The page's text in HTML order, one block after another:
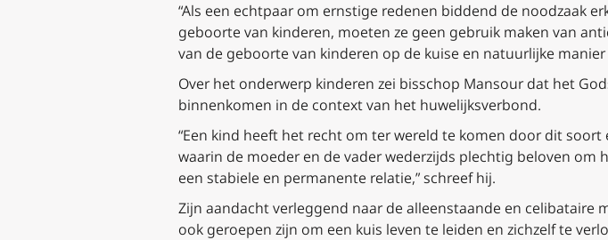
“Als een echtpaar om ernstige redenen biddend de noodzaak
geboorte van kinderen, moeten ze geen gebruik maken van
van de geboorte van kinderen op de kuise en natuurlijke
Over het onderwerp kinderen zei bisschop Mansour dat het
binnenkomen in de context van het huwelijksverbond.
“Een kind heeft het recht om ter wereld te komen door dit
waarin de moeder en de vader wederzijds plechtig beloven om
een stabiele en permanente relatie,” schreef hij.
Zijn aandacht verleggend naar de alleenstaande en celibataire
ook geroepen zijn om een kuis leven te leiden en zichzelf te